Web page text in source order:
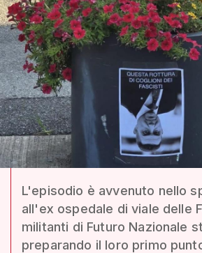
L'episodio è avvenuto nello
all'ex ospedale di viale delle
militanti di Futuro Nazionale
preparando il loro primo